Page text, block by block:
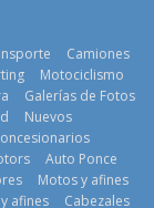
La FEDAK
recibe 12
Sinotruk
Camiones
Motociclismo
Galerías de Fotos
Nuevos
Auto Ponce
Motos y afines
afines
Cabezales